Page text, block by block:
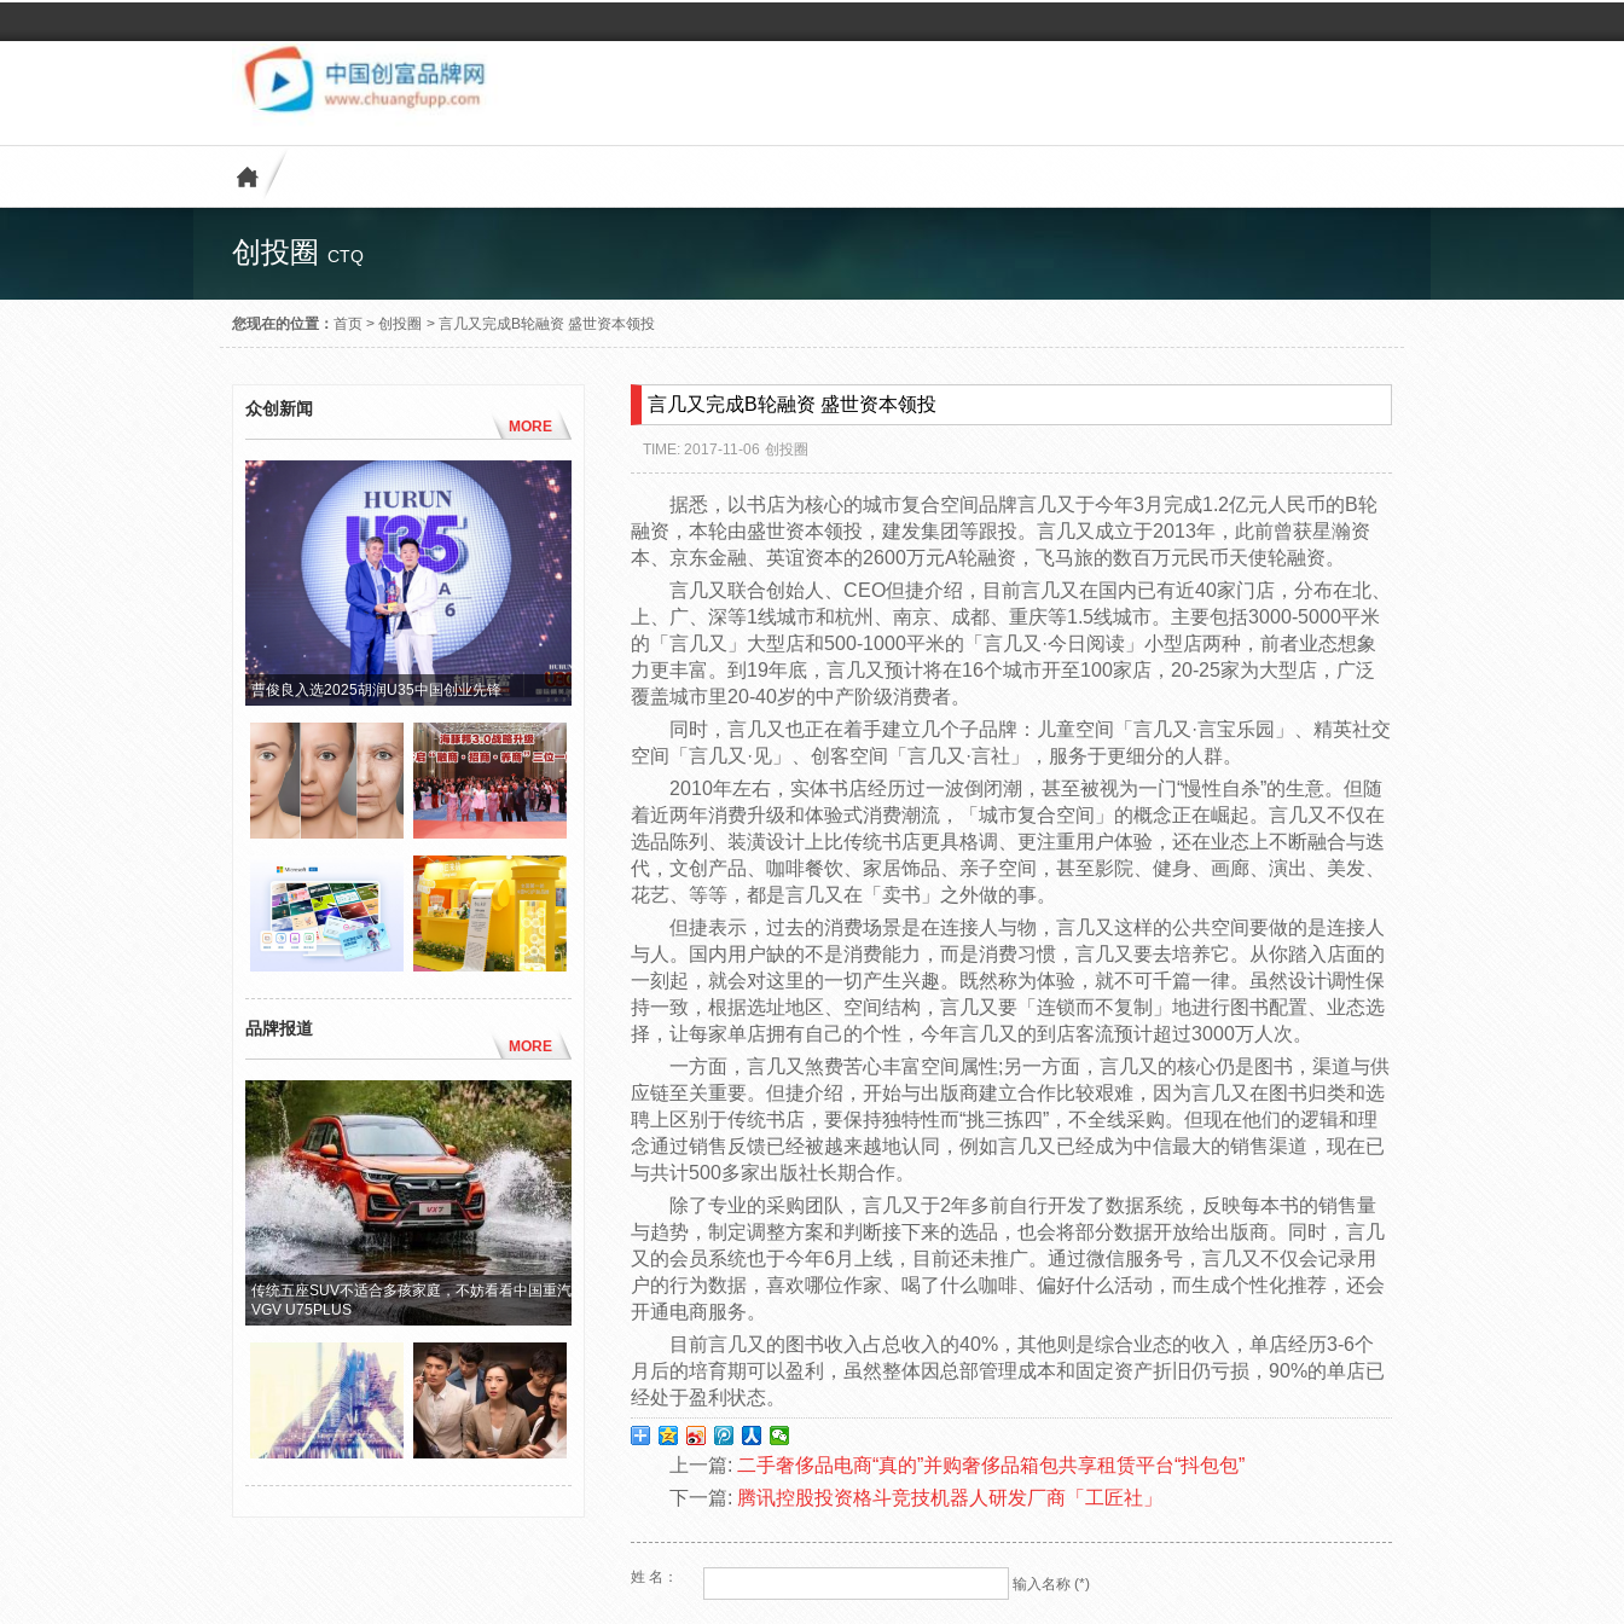
创投圈 CTQ
您现在的位置： 首页 > 创投圈 > 言几又完成B轮融资 盛世资本领投
众创新闻
MORE
曹俊良入选2025胡润U35中国创业先锋
品牌报道
MORE
传统五座SUV不适合多孩家庭，不妨看看中国重汽
VGV U75PLUS
言几又完成B轮融资 盛世资本领投
TIME: 2017-11-06 创投圈
据悉，以书店为核心的城市复合空间品牌言几又于今年3月完成1.2亿元人民币的B轮
融资，本轮由盛世资本领投，建发集团等跟投。言几又成立于2013年，此前曾获星瀚资
本、京东金融、英谊资本的2600万元A轮融资，飞马旅的数百万元民币天使轮融资。
言几又联合创始人、CEO但捷介绍，目前言几又在国内已有近40家门店，分布在北、
上、广、深等1线城市和杭州、南京、成都、重庆等1.5线城市。主要包括3000-5000平米
的「言几又」大型店和500-1000平米的「言几又·今日阅读」小型店两种，前者业态想象
力更丰富。到19年底，言几又预计将在16个城市开至100家店，20-25家为大型店，广泛
覆盖城市里20-40岁的中产阶级消费者。
同时，言几又也正在着手建立几个子品牌：儿童空间「言几又·言宝乐园」、精英社交
空间「言几又·见」、创客空间「言几又·言社」，服务于更细分的人群。
2010年左右，实体书店经历过一波倒闭潮，甚至被视为一门“慢性自杀”的生意。但随
着近两年消费升级和体验式消费潮流，「城市复合空间」的概念正在崛起。言几又不仅在
选品陈列、装潢设计上比传统书店更具格调、更注重用户体验，还在业态上不断融合与迭
代，文创产品、咖啡餐饮、家居饰品、亲子空间，甚至影院、健身、画廊、演出、美发、
花艺、等等，都是言几又在「卖书」之外做的事。
但捷表示，过去的消费场景是在连接人与物，言几又这样的公共空间要做的是连接人
与人。国内用户缺的不是消费能力，而是消费习惯，言几又要去培养它。从你踏入店面的
一刻起，就会对这里的一切产生兴趣。既然称为体验，就不可千篇一律。虽然设计调性保
持一致，根据选址地区、空间结构，言几又要「连锁而不复制」地进行图书配置、业态选
择，让每家单店拥有自己的个性，今年言几又的到店客流预计超过3000万人次。
一方面，言几又煞费苦心丰富空间属性;另一方面，言几又的核心仍是图书，渠道与供
应链至关重要。但捷介绍，开始与出版商建立合作比较艰难，因为言几又在图书归类和选
聘上区别于传统书店，要保持独特性而“挑三拣四”，不全线采购。但现在他们的逻辑和理
念通过销售反馈已经被越来越地认同，例如言几又已经成为中信最大的销售渠道，现在已
与共计500多家出版社长期合作。
除了专业的采购团队，言几又于2年多前自行开发了数据系统，反映每本书的销售量
与趋势，制定调整方案和判断接下来的选品，也会将部分数据开放给出版商。同时，言几
又的会员系统也于今年6月上线，目前还未推广。通过微信服务号，言几又不仅会记录用
户的行为数据，喜欢哪位作家、喝了什么咖啡、偏好什么活动，而生成个性化推荐，还会
开通电商服务。
目前言几又的图书收入占总收入的40%，其他则是综合业态的收入，单店经历3-6个
月后的培育期可以盈利，虽然整体因总部管理成本和固定资产折旧仍亏损，90%的单店已
经处于盈利状态。
上一篇: 二手奢侈品电商“真的”并购奢侈品箱包共享租赁平台“抖包包”
下一篇: 腾讯控股投资格斗竞技机器人研发厂商「工匠社」
姓 名： 输入名称 (*)